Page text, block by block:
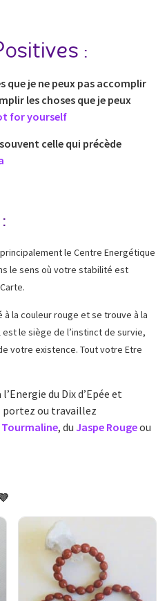
:
que je ne peux pas accomplir
les choses que je peux
for yourself
celle qui précède
principalement le Centre Energétique
le sens où votre stabilité est
à la couleur rouge et se trouve à la
le siège de l’instinct de survie,
votre existence. Tout votre Etre
du Dix d’Epée et
portez ou travaillez
Tourmaline, du Jaspe Rougeou